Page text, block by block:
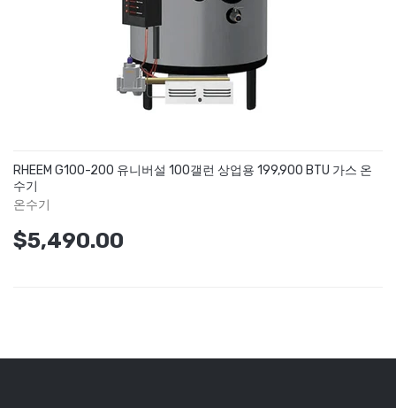
RHEEM G100-200 유니버설 100갤런 상업용 199,900 BTU 가스 온
수기
온수기
$5,490.00